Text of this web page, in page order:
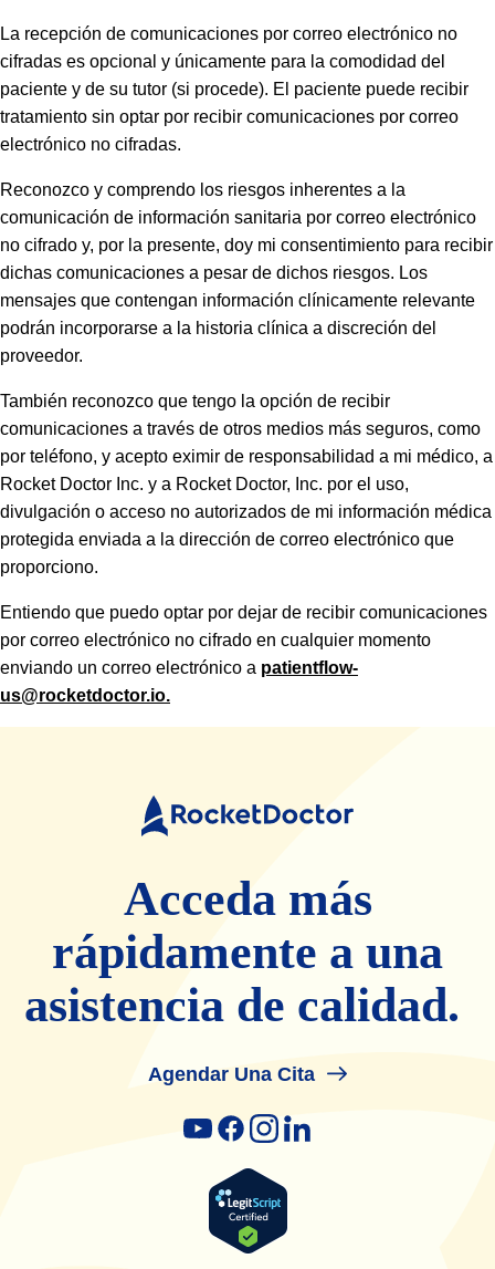
La recepción de comunicaciones por correo electrónico no
cifradas es opcional y únicamente para la comodidad del
paciente y de su tutor (si procede). El paciente puede recibir
tratamiento sin optar por recibir comunicaciones por correo
electrónico no cifradas.
Reconozco y comprendo los riesgos inherentes a la
comunicación de información sanitaria por correo electrónico
no cifrado y, por la presente, doy mi consentimiento para recibir
dichas comunicaciones a pesar de dichos riesgos. Los
mensajes que contengan información clínicamente relevante
podrán incorporarse a la historia clínica a discreción del
proveedor.
También reconozco que tengo la opción de recibir
comunicaciones a través de otros medios más seguros, como
por teléfono, y acepto eximir de responsabilidad a mi médico, a
Rocket Doctor Inc. y a Rocket Doctor, Inc. por el uso,
divulgación o acceso no autorizados de mi información médica
protegida enviada a la dirección de correo electrónico que
proporciono.
Entiendo que puedo optar por dejar de recibir comunicaciones
por correo electrónico no cifrado en cualquier momento
enviando un correo electrónico a patientflow-
us@rocketdoctor.io.
Rocket
Acceda más
rápidamente a una
asistencia de calidad.
Agendar Una Cita
youtubefacebookinstagram
linkedin